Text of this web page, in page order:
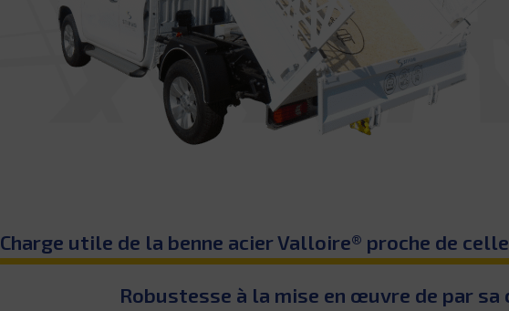
Charge utile de la benne acier Valloire® proche de
Robustesse à la mise en œuvre de par sa